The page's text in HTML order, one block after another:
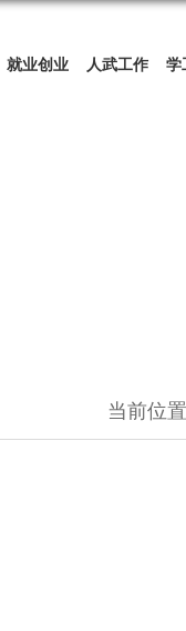
就业创业 人武工作 学
当前位置